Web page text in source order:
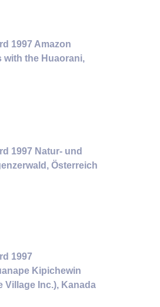
1997 Amazon
with the Huaorani,
1997 Natur- und
Österreich
1997
Kipichewin
Village Inc.), Kanada